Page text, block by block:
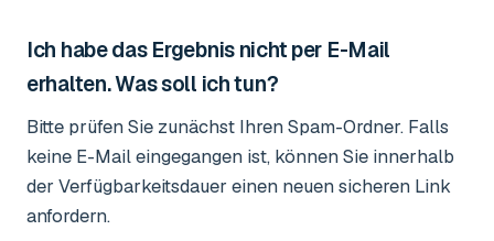
Ich habe das Ergebnis nicht per E-Mail
erhalten. Was soll ich tun?
Bitte prüfen Sie zunächst Ihren Spam-Ordner. Falls
keine E-Mail eingegangen ist, können Sie innerhalb
der Verfügbarkeitsdauer einen neuen sicheren Link
anfordern.